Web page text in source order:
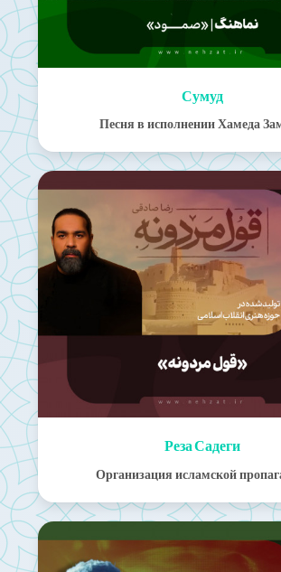
Сумуд
Песня в исполнении Хамеда
Реза Садеги
Организация исламской